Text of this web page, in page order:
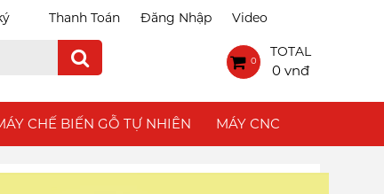
Thanh Toán Đăng Nhập Video
0
TOTAL
0 vnđ
CHẾ BIẾN GỖ TỰ NHIÊN MÁY CNC